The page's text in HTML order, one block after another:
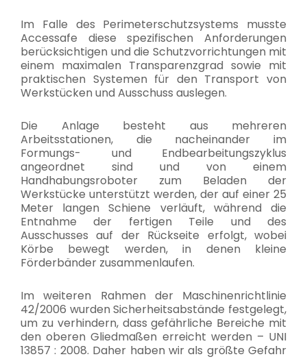
Im Falle des Perimeterschutzsystems musste
Accessafe diese spezifischen Anforderungen
berücksichtigen und die Schutzvorrichtungen mit
einem maximalen Transparenzgrad sowie mit
praktischen Systemen für den Transport von
Werkstücken und Ausschuss auslegen.
Die Anlage besteht aus mehreren
Arbeitsstationen, die nacheinander im
Formungs- und Endbearbeitungszyklus
angeordnet sind und von einem
Handhabungsroboter zum Beladen der
Werkstücke unterstützt werden, der auf einer 25
Meter langen Schiene verläuft, während die
Entnahme der fertigen Teile und des
Ausschusses auf der Rückseite erfolgt, wobei
Körbe bewegt werden, in denen kleine
Förderbänder zusammenlaufen.
Im weiteren Rahmen der Maschinenrichtlinie
42/2006 wurden Sicherheitsabstände festgelegt,
um zu verhindern, dass gefährliche Bereiche mit
den oberen Gliedmaßen erreicht werden – UNI
13857 : 2008. Daher haben wir als größte Gefahr